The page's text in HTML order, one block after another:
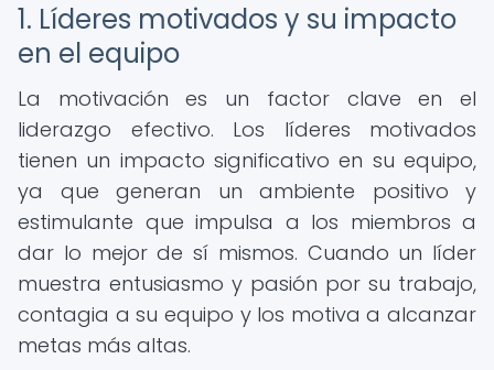
1. Líderes motivados y su impacto
en el equipo
La motivación es un factor clave en el
liderazgo efectivo. Los líderes motivados
tienen un impacto significativo en su equipo,
ya que generan un ambiente positivo y
estimulante que impulsa a los miembros a
dar lo mejor de sí mismos. Cuando un líder
muestra entusiasmo y pasión por su trabajo,
contagia a su equipo y los motiva a alcanzar
metas más altas.